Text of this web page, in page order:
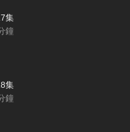
集
鐘
集
鐘